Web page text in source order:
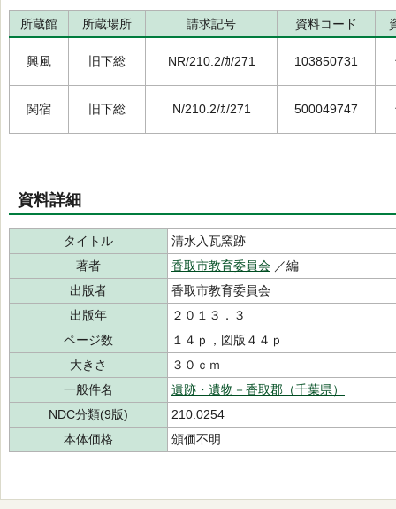
所蔵館 所蔵場所 請求記号 資料コード
興風 旧下総 NR/210.2/ｶ/271 103850731
関宿 旧下総 N/210.2/ｶ/271 500049747
資料詳細
タイトル
清水入瓦窯跡
著者
香取市教育委員会 ／編
出版者
香取市教育委員会
出版年
２０１３．３
ページ数
１４ｐ，図版４４ｐ
大きさ
３０ｃｍ
一般件名
遺跡・遺物－香取郡（千葉県）
NDC分類(9版)
210.0254
本体価格
頒価不明